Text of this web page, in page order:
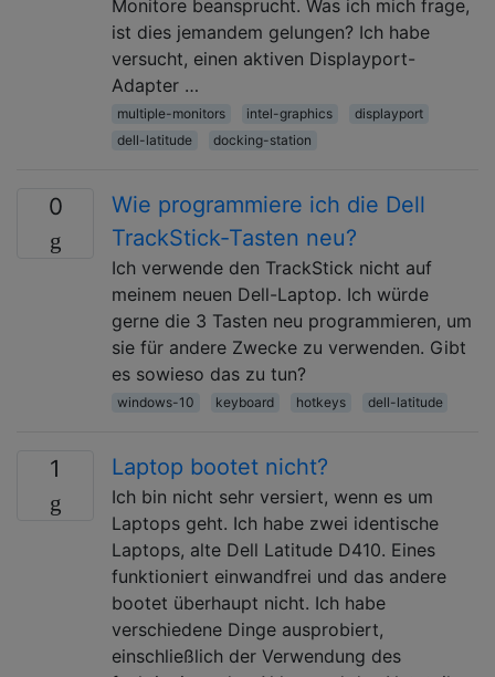
Monitore beansprucht. Was ich mich frage,
ist dies jemandem gelungen? Ich habe
versucht, einen aktiven Displayport-
Adapter …
multiple-monitors intel-graphics
displayport
dell-latitude
docking-station
0
Wie programmiere ich die Dell
TrackStick-Tasten neu?
Ich verwende den TrackStick nicht auf
meinem neuen Dell-Laptop. Ich würde
gerne die 3 Tasten neu programmieren, um
sie für andere Zwecke zu verwenden. Gibt
es sowieso das zu tun?
windows-10 keyboard hotkeys dell-latitude
1 Laptop bootet nicht?
Ich bin nicht sehr versiert, wenn es um
Laptops geht. Ich habe zwei identische
Laptops, alte Dell Latitude D410. Eines
funktioniert einwandfrei und das andere
bootet überhaupt nicht. Ich habe
verschiedene Dinge ausprobiert,
einschließlich der Verwendung des